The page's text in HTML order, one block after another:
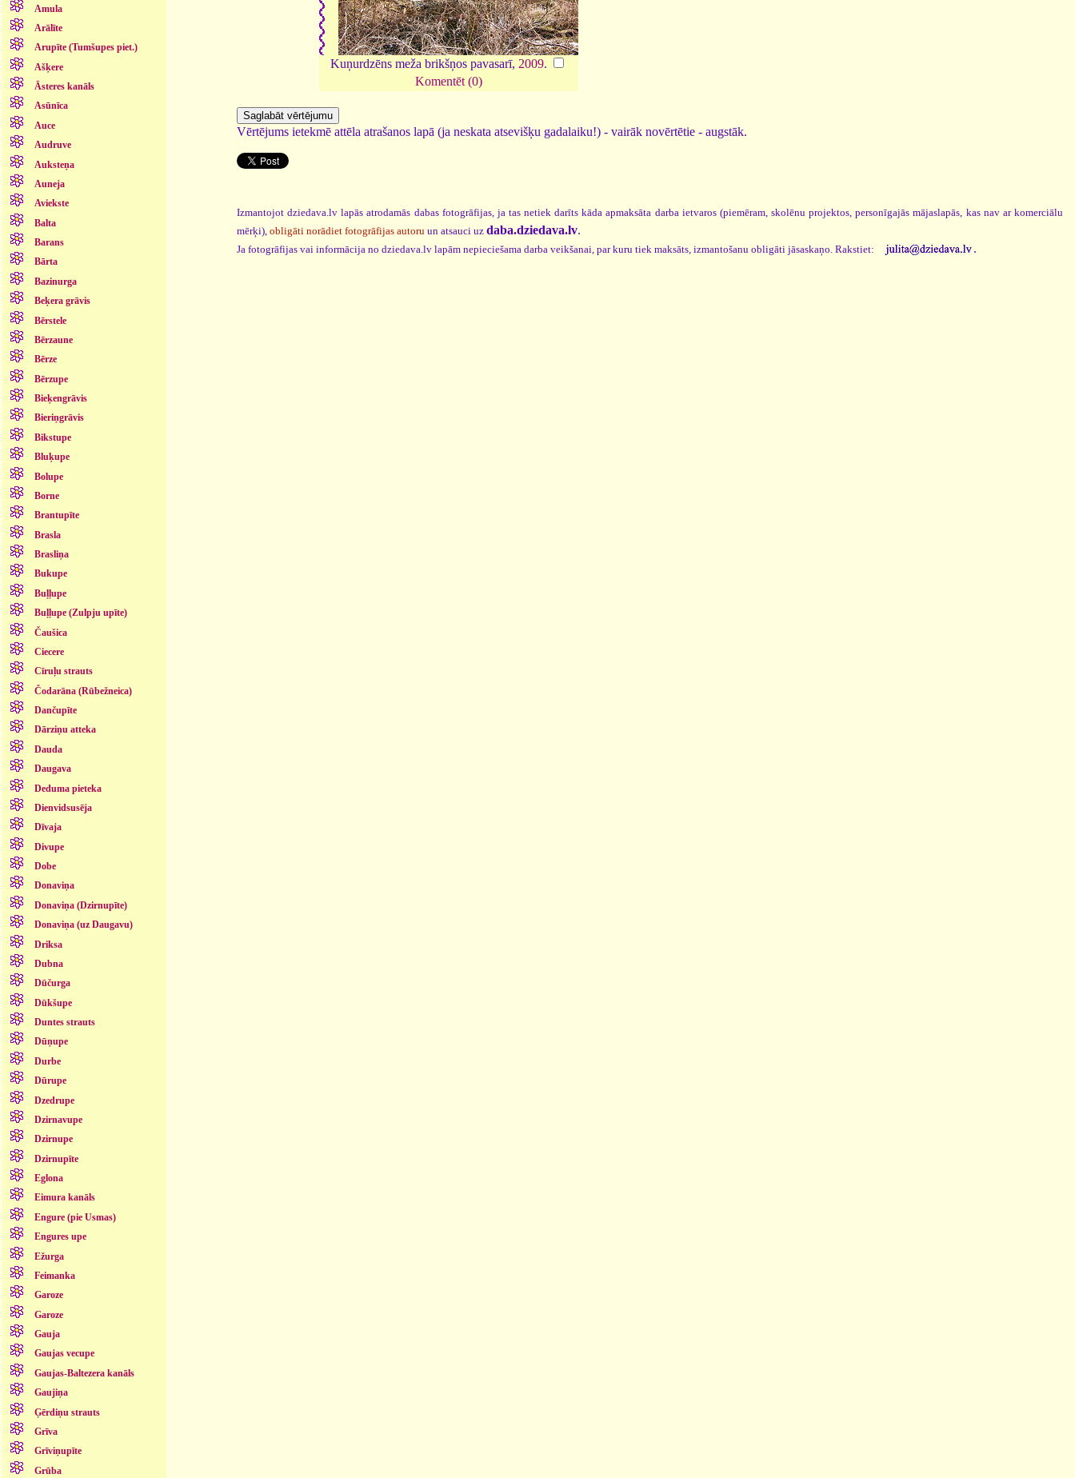
Amula
Arālīte
Arupīte (Tumšupes piet.)
Ašķere
Āsteres kanāls
Asūnīca
Auce
Audruve
Auksteņa
Auneja
Aviekste
Balta
Barans
Bārta
Bazinurga
Beķera grāvis
Bērstele
Bērzaune
Bērze
Bērzupe
Bieķengrāvis
Bieriņgrāvis
Bikstupe
Bluķupe
Bolupe
Borne
Brantupīte
Brasla
Brasliņa
Bukupe
Buļļupe
Buļļupe (Zulpju upīte)
Čaušica
Ciecere
Cīruļu strauts
Čodarāna (Rūbežneica)
Dančupīte
Dārziņu atteka
Dauda
Daugava
Deduma pieteka
Dienvidsusēja
Dīvaja
Divupe
Dobe
Donaviņa
Donaviņa (Dzirnupīte)
Donaviņa (uz Daugavu)
Driksa
Dubna
Dūčurga
Dūkšupe
Duntes strauts
Dūņupe
Durbe
Dūrupe
Dzedrupe
Dzirnavupe
Dzirnupe
Dzirnupīte
Eglona
Eimura kanāls
Engure (pie Usmas)
Engures upe
Ežurga
Feimanka
Garoze
Garoze
Gauja
Gaujas vecupe
Gaujas-Baltezera kanāls
Gaujiņa
Ģērdiņu strauts
Grīva
Grīviņupīte
Grūba
Kuņurdzēns meža brikšņos pavasarī, 2009.
Komentēt (0)
Vērtējums ietekmē attēla atrašanos lapā (ja neskata atsevišķu gadalaiku!) - vairāk novērtētie - augstāk.
Izmantojot dziedava.lv lapās atrodamās dabas fotogrāfijas, ja tas netiek darīts kāda apmaksāta darba ietvaros (piemēram, skolēnu projektos, personīgajās mājaslapās, kas nav ar komerciālu
mērķi), obligāti norādiet fotogrāfijas autoru un atsauci uz daba.dziedava.lv.
Ja fotogrāfijas vai informācija no dziedava.lv lapām nepieciešama darba veikšanai, par kuru tiek maksāts, izmantošanu obligāti jāsaskaņo. Rakstiet: .